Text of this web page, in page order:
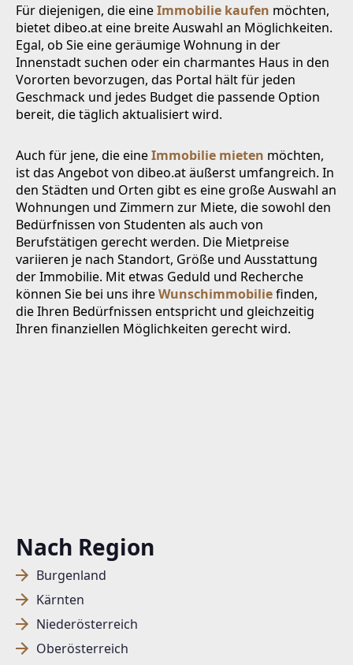
Nach Region
Burgenland
Kärnten
Niederösterreich
Oberösterreich
Für diejenigen, die eineImmobilie kaufen möchten,
bietet dibeo.at eine breite Auswahl an Möglichkeiten.
Egal, ob Sie eine geräumige Wohnung in der
Innenstadt suchen oder ein charmantes Haus in den
Vororten bevorzugen, das Portal hält für jeden
Geschmack und jedes Budget die passende Option
bereit, die täglich aktualisiert wird.
Auch für jene, die eineImmobilie mieten möchten,
ist das Angebot von dibeo.at äußerst umfangreich. In
den Städten und Orten gibt es eine große Auswahl an
Wohnungen und Zimmern zur Miete, die sowohl den
Bedürfnissen von Studenten als auch von
Berufstätigen gerecht werden. Die Mietpreise
variieren je nach Standort, Größe und Ausstattung
der Immobilie. Mit etwas Geduld und Recherche
können Sie bei uns ihreWunschimmobiliefinden,
die Ihren Bedürfnissen entspricht und gleichzeitig
Ihren finanziellen Möglichkeiten gerecht wird.